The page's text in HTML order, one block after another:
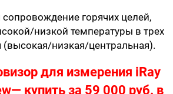
горячих целей,
низкой температуры в трех
(высокая/низкая/центральная).
для измерения iRay
купить за 59 000 руб. в